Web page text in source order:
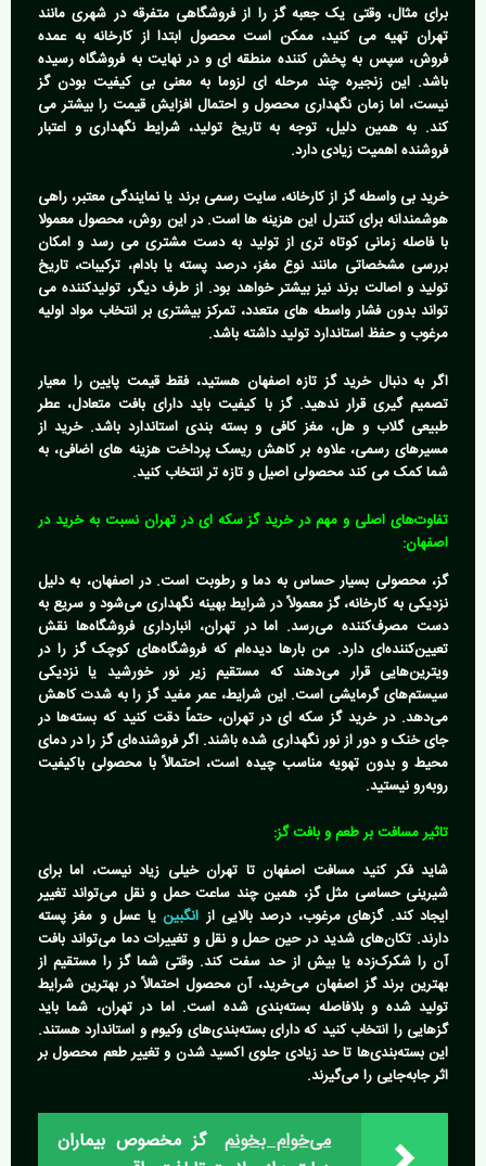
برای مثال، وقتی یک جعبه گز را از فروشگاهی متفرقه در شهری مانند
تهران تهیه می کنید، ممکن است محصول ابتدا از کارخانه به عمده
فروش، سپس به پخش کننده منطقه ای و در نهایت به فروشگاه رسیده
باشد. این زنجیره چند مرحله ای لزوما به معنی بی کیفیت بودن گز
نیست، اما زمان نگهداری محصول و احتمال افزایش قیمت را بیشتر می
کند. به همین دلیل، توجه به تاریخ تولید، شرایط نگهداری و اعتبار
فروشنده اهمیت زیادی دارد.
خرید بی واسطه گزاز کارخانه، سایت رسمی برند یا نمایندگی معتبر، راهی
هوشمندانه برای کنترل این هزینه ها است. در این روش، محصول معمولا
با فاصله زمانی کوتاه تری از تولید به دست مشتری می رسد و امکان
بررسی مشخصاتی مانند نوع مغز، درصد پسته یا بادام، ترکیبات، تاریخ
تولید و اصالت برند نیز بیشتر خواهد بود. از طرف دیگر، تولیدکننده می
تواند بدون فشار واسطه های متعدد، تمرکز بیشتری بر انتخاب مواد اولیه
مرغوب و حفظ استاندارد تولید داشته باشد.
اگر به دنبالخرید گز تازه اصفهان هستید، فقط قیمت پایین را معیار
تصمیم گیری قرار ندهید. گز با کیفیت باید دارای بافت متعادل، عطر
طبیعی گلاب و هل، مغز کافی و بسته بندی استاندارد باشد. خرید از
مسیرهای رسمی، علاوه بر کاهش ریسک پرداخت هزینه های اضافی، به
شما کمک می کند محصولی اصیل و تازه تر انتخاب کنید.
تفاوت‌های اصلی و مهم در خرید گز سکه ای در تهران نسبت به خرید در
اصفهان:
گز، محصولی بسیار حساس به دما و رطوبت است. در اصفهان، به دلیل
نزدیکی به کارخانه، گز معمولاً در شرایط بهینه نگهداری می‌شود و سریع به
دست مصرف‌کننده می‌رسد. اما در تهران، انبارداری فروشگاه‌ها نقش
تعیین‌کننده‌ای دارد. من بارها دیده‌ام که فروشگاه‌های کوچک گز را در
ویترین‌هایی قرار می‌دهند که مستقیم زیر نور خورشید یا نزدیکی
سیستم‌های گرمایشی است. این شرایط، عمر مفید گز را به شدت کاهش
می‌دهد. درخرید گز سکه ای در تهران، حتماً دقت کنید که بسته‌ها در
جای خنک و دور از نور نگهداری شده باشند. اگر فروشنده‌ای گز را در دمای
محیط و بدون تهویه مناسب چیده است، احتمالاً با محصولی باکیفیت
روبه‌رو نیستید.
تاثیر مسافت بر طعم و بافت گز:
شاید فکر کنید مسافت اصفهان تا تهران خیلی زیاد نیست، اما برای
شیرینی حساسی مثل گز، همین چند ساعت حمل و نقل می‌تواند تغییر
ایجاد کند. گزهای مرغوب، درصد بالایی از انگبین یا عسل و مغز پسته
دارند. تکان‌های شدید در حین حمل و نقل و تغییرات دما می‌تواند بافت
آن را شکرک‌زده یا بیش از حد سفت کند. وقتی شما گز را مستقیم از
بهترین برند گز اصفهان می‌خرید، آن محصول احتمالاً در بهترین شرایط
تولید شده و بلافاصله بسته‌بندی شده است. اما در تهران، شما باید
گزهایی را انتخاب کنید که دارای بسته‌بندی‌های وکیوم و استاندارد هستند.
این بسته‌بندی‌ها تا حد زیادی جلوی اکسید شدن و تغییر طعم محصول بر
اثر جابه‌جایی را می‌گیرند.
می‌خوام بخونم
گز مخصوص بیماران